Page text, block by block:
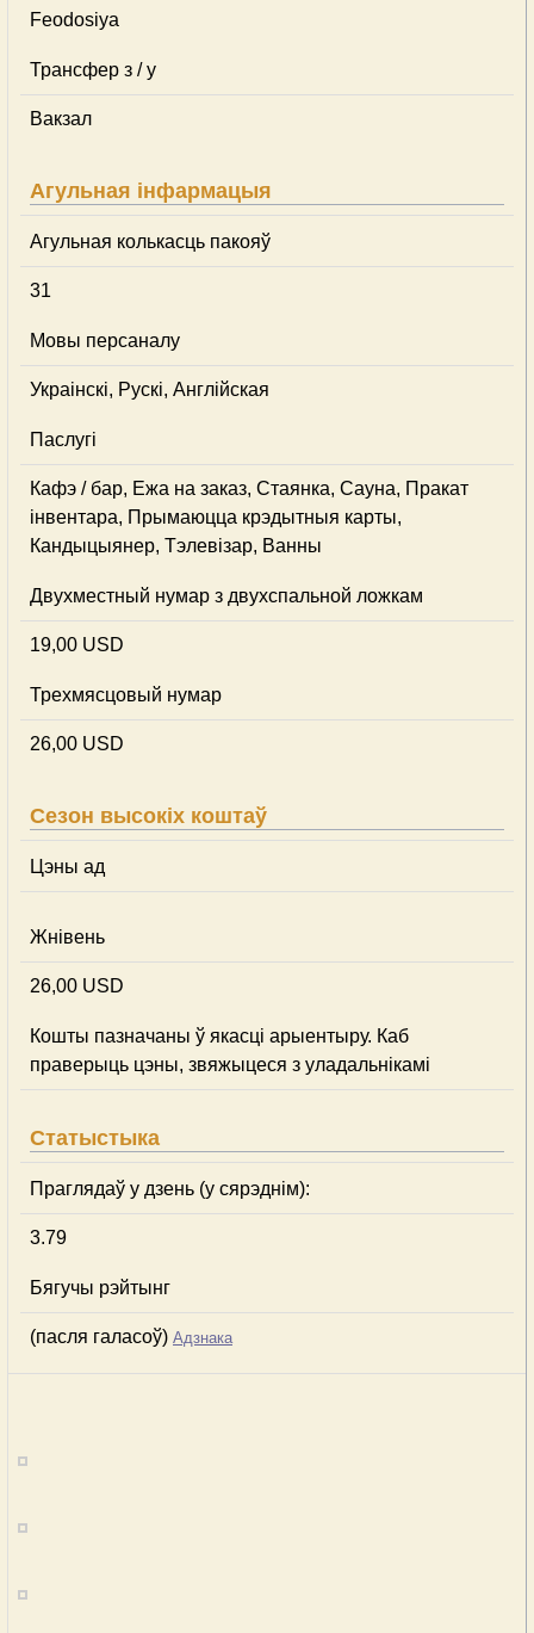
Feodosiya
Трансфер з / у
Вакзал
Агульная інфармацыя
Агульная колькасць пакояў
31
Мовы персаналу
Украінскі, Рускі, Англійская
Паслугі
Кафэ / бар, Ежа на заказ, Стаянка, Сауна, Пракат
інвентара, Прымаюцца крэдытныя карты,
Кандыцыянер, Тэлевізар, Ванны
Двухместный нумар з двухспальной ложкам
19,00 USD
Трехмясцовый нумар
26,00 USD
Сезон высокіх коштаў
Цэны ад
Жнівень
26,00 USD
Кошты пазначаны ў якасці арыентыру. Каб
праверыць цэны, звяжыцеся з уладальнікамі
Статыстыка
Праглядаў у дзень (у сярэднім):
3.79
Бягучы рэйтынг
(пасля галасоў) Адзнака